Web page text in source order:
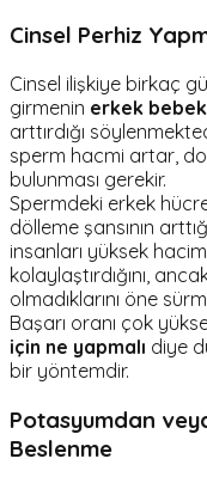
Cinsel Perhiz
Cinsel ilişkiye birkaç
girmenin erkek
arttırdığı
sperm hacmi artar,
bulunması gerekir.
Spermdeki erkek
dölleme şansının
insanları yüksek
kolaylaştırdığını,
olmadıklarını öne
Başarı oranı çok
için ne yapmalı diye
bir yöntemdir.
Potasyumdan
Beslenme